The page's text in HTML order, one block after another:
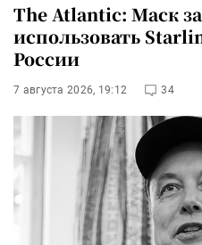
The Atlantic: Маск
использовать
России
7 августа 2026, 19:12 34